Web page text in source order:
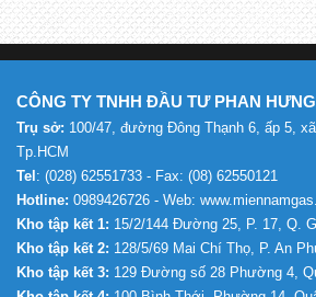
CÔNG TY TNHH ĐẦU TƯ PHAN HƯNG
Trụ sở: 100/47, đường Đông Thạnh 6, ấp 5,
Tp.HCM
Tel: (028) 62551733 - Fax: (08) 62550121
Hotline: 0989426726 - Web:
Kho tập kết 1: 15/2/144 Đường 25, P. 17, Q.
Kho tập kết 2: 128/5/69 Mai Chí Thọ, P. An
Kho tập kết 3: 129 Đường số 28 Phường 4,